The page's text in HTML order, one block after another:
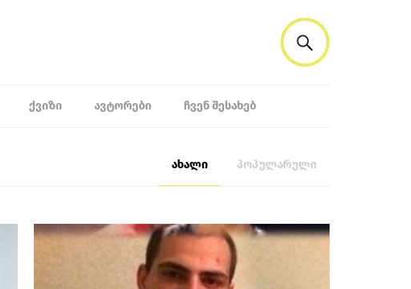
ᲥᲕᲘᲖᲘ ᲐᲕᲢᲝᲠᲔᲑᲘ ᲩᲕᲔᲜ ᲨᲔᲡᲐᲮᲔᲑ
ახალი პოპულარული